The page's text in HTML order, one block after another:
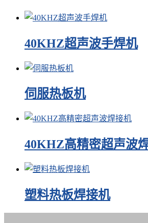
40KHZ超声波手焊机
伺服热板机
40KHZ高精密超声波
塑料热板焊接机